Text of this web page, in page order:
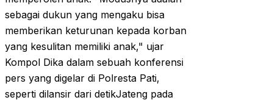
sebagai dukun yang mengaku bisa
memberikan keturunan kepada korban
yang kesulitan memiliki anak," ujar
Kompol Dika dalam sebuah konferensi
pers yang digelar di Polresta Pati,
seperti dilansir dari detikJateng pada